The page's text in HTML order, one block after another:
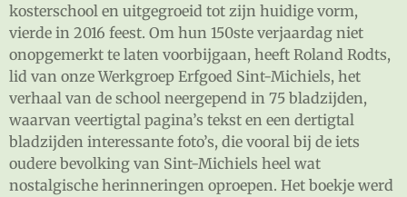
kosterschool en uitgegroeid tot zijn huidige vorm,
vierde in 2016 feest. Om hun 150ste verjaardag niet
onopgemerkt te laten voorbijgaan, heeft Roland Rodts,
lid van onze Werkgroep Erfgoed Sint-Michiels, het
verhaal van de school neergepend in 75 bladzijden,
waarvan veertigtal pagina’s tekst en een dertigtal
bladzijden interessante foto’s, die vooral bij de iets
oudere bevolking van Sint-Michiels heel wat
nostalgische herinneringen oproepen. Het boekje werd